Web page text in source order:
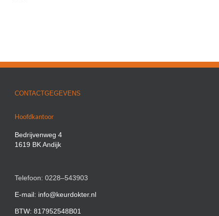
CONTACTGEGEVENS
Hoofdkantoor
Bedrijvenweg 4
1619 BK Andijk
Telefoon: 0228–543903
E-mail: info@keurdokter.nl
BTW: 817952548B01